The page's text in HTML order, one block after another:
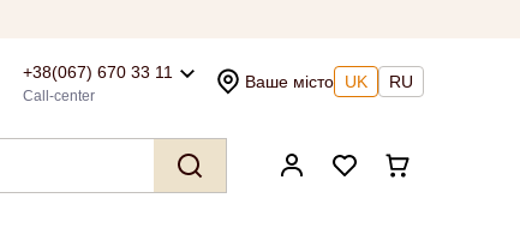
+38(067) 670 33 11
Call-center
Ваше місто UK RU